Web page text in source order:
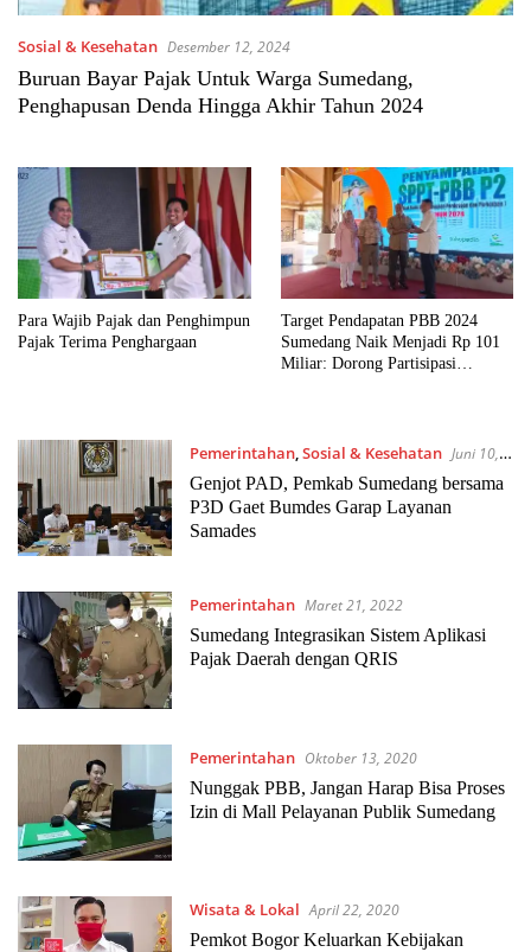
Sosial & Kesehatan Desember 12, 2024
Buruan Bayar Pajak Untuk Warga Sumedang,
Penghapusan Denda Hingga Akhir Tahun 2024
Para Wajib Pajak dan Penghimpun
Pajak Terima Penghargaan
Target Pendapatan PBB 2024
Sumedang Naik Menjadi Rp 101
Miliar: Dorong Partisipasi
Pemerintahan,Sosial & Kesehatan Juni 10,
2022
Genjot PAD, Pemkab Sumedang bersama
P3D Gaet Bumdes Garap Layanan
Samades
Pemerintahan Maret 21, 2022
Sumedang Integrasikan Sistem Aplikasi
Pajak Daerah dengan QRIS
Pemerintahan Oktober 13, 2020
Nunggak PBB, Jangan Harap Bisa Proses
Izin di Mall Pelayanan Publik Sumedang
Wisata & Lokal April 22, 2020
Pemkot Bogor Keluarkan Kebijakan